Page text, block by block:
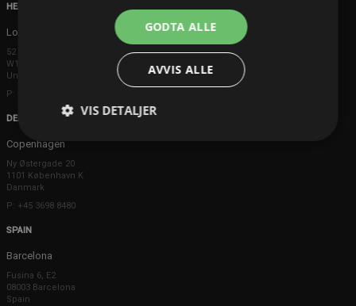
HEAD OFFICE
London
52 Brook Street
W1K 5DS London
United Kingdom
P: +44 203 608 8181
DENMARK
Copenhagen
Ny Østergade 20
1101 København K
Danmark
P: +45 3698 8480
SPAIN
Barcelona
Fusina 6, E2
08003 Barcelona
Spain
GODTA ALLE
AVVIS ALLE
VIS DETALJER